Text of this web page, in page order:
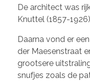
INSTAGRAM
De architect was
Knuttel (1857-
Daarna vond er
der Maesenstraat
grootsere
snufjes zoals de